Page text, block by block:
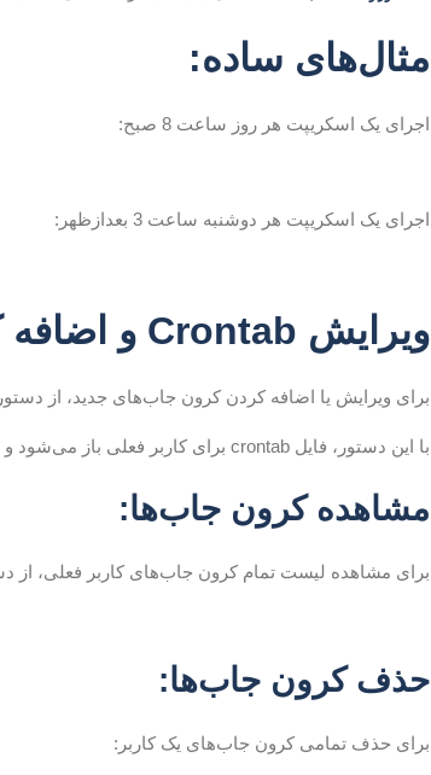
مثال‌های ساده:
اجرای یک اسکریپت هر روز ساعت 8 صبح:
اجرای یک اسکریپت هر دوشنبه ساعت 3 بعدازظهر:
ویرایش Crontab و اضافه کردن وظایف
برای ویرایش یا اضافه کردن کرون جاب‌های جدید، از
با این دستور، فایل crontab برای کاربر فعلی باز می‌شود و می‌توانید وظایف خود را در آن اضافه کنید.
مشاهده کرون جاب‌ها:
برای مشاهده لیست تمام کرون جاب‌های کاربر فعلی، از
حذف کرون جاب‌ها:
برای حذف تمامی کرون جاب‌های یک کاربر: